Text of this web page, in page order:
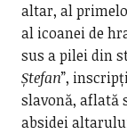
altar, al
al icoanei de
sus a pilei din
Ștefan”,
slavonă, aflată
absidei